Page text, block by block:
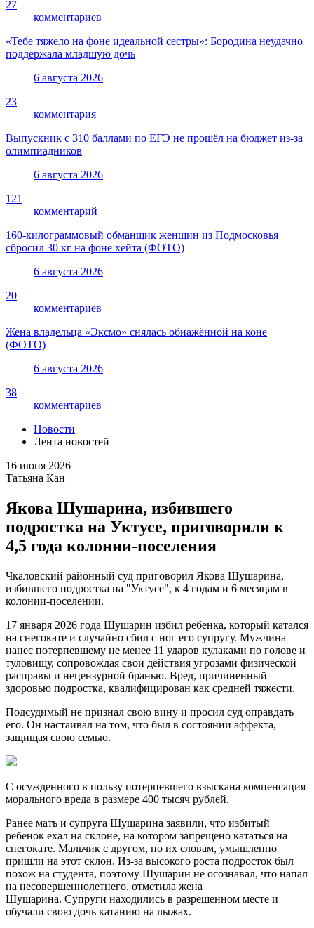
27
комментариев
«Тебе тяжело на фоне идеальной сестры»: Бородина неудачно
поддержала младшую дочь
6 августа 2026
23
комментария
Выпускник с 310 баллами по ЕГЭ не прошёл на бюджет из-за
олимпиадников
6 августа 2026
121
комментарий
160-килограммовый обманщик женщин из Подмосковья
сбросил 30 кг на фоне хейта (ФОТО)
6 августа 2026
20
комментариев
Жена владельца «Эксмо» снялась обнажённой на коне
(ФОТО)
6 августа 2026
38
комментариев
Новости
Лента новостей
16 июня 2026
Татьяна Кан
Якова Шушарина, избившего
подростка на Уктусе, приговорили к
4,5 года колонии-поселения
Чкаловский районный суд приговорил Якова Шушарина,
избившего подростка на "Уктусе", к 4 годам и 6 месяцам в
колонии-поселении.
17 января 2026 года Шушарин избил ребенка, который катался
на снегокате и случайно сбил с ног его супругу. Мужчина
нанес потерпевшему не менее 11 ударов кулаками по голове и
туловищу, сопровождая свои действия угрозами физической
расправы и нецензурной бранью. Вред, причиненный
здоровью подростка, квалифицирован как средней тяжести.
Подсудимый не признал свою вину и просил суд оправдать
его. Он настаивал на том, что был в состоянии аффекта,
защищая свою семью.
С осужденного в пользу потерпевшего взыскана компенсация
морального вреда в размере 400 тысяч рублей.
Ранее мать и супруга Шушарина заявили, что избитый
ребенок ехал на склоне, на котором запрещено кататься на
снегокате. Мальчик с другом, по их словам, умышленно
пришли на этот склон. Из-за высокого роста подросток был
похож на студента, поэтому Шушарин не осознавал, что напал
на несовершеннолетнего, отметила жена
Шушарина. Супруги находились в разрешенном месте и
обучали свою дочь катанию на лыжах.